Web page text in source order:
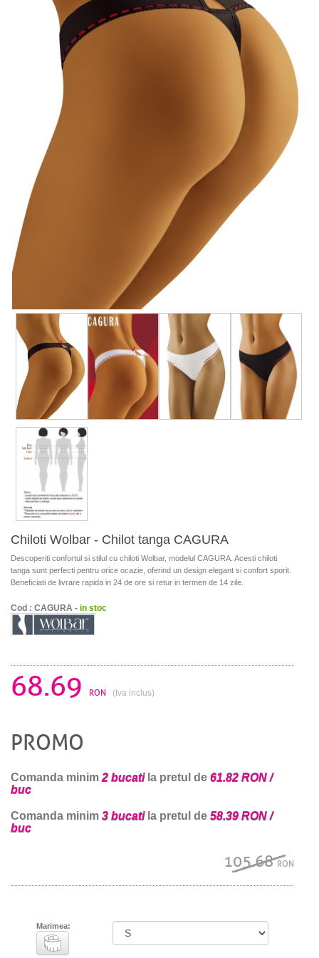
Chiloti Wolbar - Chilot tanga CAGURA
Descoperiti confortul si stilul cu chiloti Wolbar, modelul CAGURA. Acesti chiloti
tanga sunt perfecti pentru orice ocazie, oferind un design elegant si confort sporit.
Beneficiati de livrare rapida in 24 de ore si retur in termen de 14 zile.
Cod : CAGURA - in stoc
68.69 RON (tva inclus)
PROMO
Comanda minim 2 bucatila pretul de 61.82 RON /
buc
Comanda minim 3 bucatila pretul de 58.39 RON /
buc
105.68RON
Marimea: